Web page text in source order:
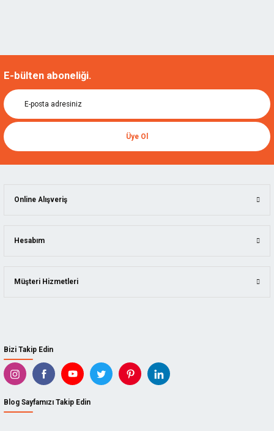
E-bülten aboneliği.
Üye Ol
Bizi Takip Edin
Blog Sayfamızı Takip Edin
Online Alışveriş
Hesabım
Müşteri Hizmetleri